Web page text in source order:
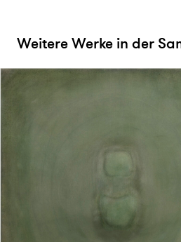
Weitere Werke in der